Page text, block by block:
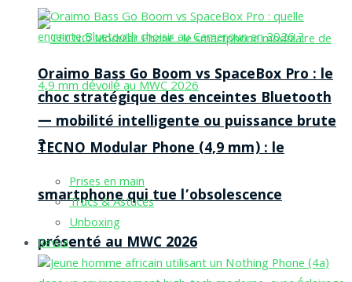
TECNO Modular Phone (4,9 mm) : le
smartphone qui tue l’obsolescence
présenté au MWC 2026
Oraimo Bass Go Boom vs SpaceBox Pro : le
choc stratégique des enceintes Bluetooth
— mobilité intelligente ou puissance brute
?
Prises en main
Trucs & Astuces
Unboxing
Revue